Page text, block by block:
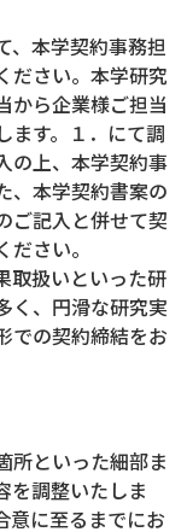
、本学契約事務担
ださい。本学研究
から企業様ご担当
ます。１．にて調
の上、本学契約事
、本学契約書案の
ご記入と併せて契
さい。
取扱いといった研
く、円滑な研究実
での契約締結をお
所といった細部ま
を調整いたしま
意に至るまでにお